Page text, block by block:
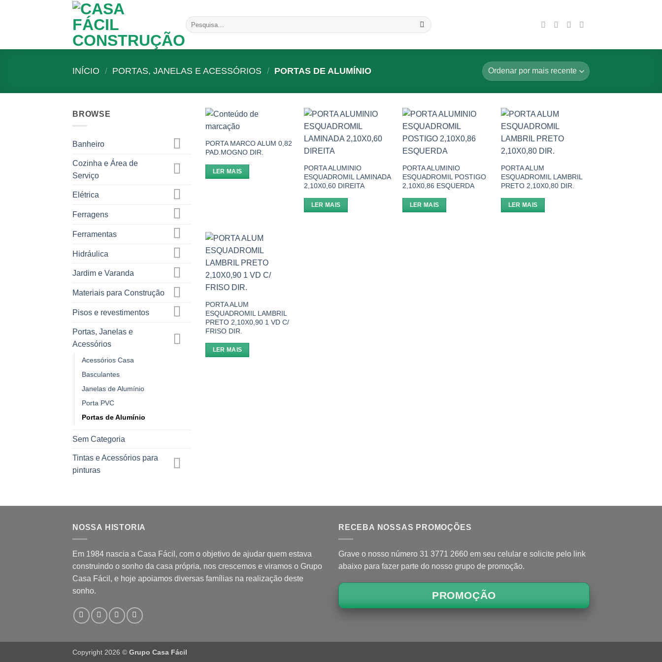
Pesquisar
por:
INÍCIO / PORTAS, JANELAS E ACESSÓRIOS / PORTAS DE ALUMÍNIO
BROWSE
Banheiro
Cozinha e Área de
Serviço
Elétrica
Ferragens
Ferramentas
Hidráulica
Jardim e Varanda
Materiais para Construção
Pisos e revestimentos
Portas, Janelas e
Acessórios
Acessórios Casa
Basculantes
Janelas de Alumínio
Porta PVC
Portas de Alumínio
Sem Categoria
Tintas e Acessórios para
pinturas
wishlist
PORTA MARCO ALUM 0,82
PAD.MOGNO DIR.
LER MAIS
Add to
wishlist
PORTA ALUMINIO
ESQUADROMIL LAMINADA
2,10X0,60 DIREITA
LER MAIS
Add to
wishlist
PORTA ALUMINIO
ESQUADROMIL POSTIGO
2,10X0,86 ESQUERDA
LER MAIS
wishlist
PORTA ALUM
ESQUADROMIL LAMBRIL
PRETO 2,10X0,80 DIR.
LER MAIS
wishlist
PORTA ALUM
ESQUADROMIL LAMBRIL
PRETO 2,10X0,90 1 VD C/
FRISO DIR.
LER MAIS
NOSSA HISTORIA
Em 1984 nascia a Casa Fácil, com o objetivo de ajudar quem estava
construindo o sonho da casa própria, nos crescemos e viramos o Grupo
Casa Fácil, e hoje apoiamos diversas famílias na realização deste
sonho.
RECEBA NOSSAS PROMOÇÕES
Grave o nosso número 31 3771 2660 em seu celular e solicite pelo link
abaixo para fazer parte do nosso grupo de promoção.
PROMOÇÃO
Copyright 2026 © Grupo Casa Fácil